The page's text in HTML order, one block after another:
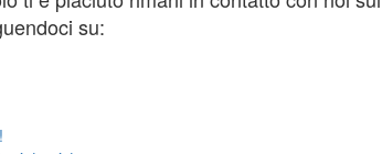
su: